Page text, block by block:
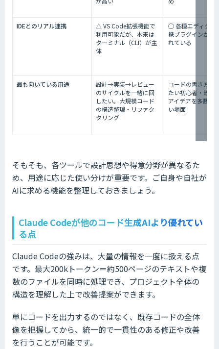
IDEとのリアル連携
△ VS Code拡張機能で
利用可能だが、本来は
ターミナル（CLI）が主
体
○ 各種エディタと
携プラグインが提
れている
最も向いている用途
設計→実装→レビュー
のサイクルを一緒に回
したい。大規模コード
の構造整理・リファク
タリング
コードの書き方を
たい初心者・短時
アイデアを多数試
い場面
そもそも、各ツールで設計思想や得意分野が異なるた
め、用途に応じた使い分けが重要です。ご自身や自社が
AIに求める機能を整理しておきましょう。
Claude Codeが他のコード生成AIより優れてい
る点
Claude Codeの強みは、大量の情報を一度に扱える点
です。最大200kトークン＝約500ページのテキストや複
数のファイルを同時に処理でき、プロジェクト全体の
構造を理解した上で改善提案ができます。
単にコードを出力するのではなく、既存コードの全体
像を把握してから、統一的で一貫性のある修正や改善
を行うことが可能です。